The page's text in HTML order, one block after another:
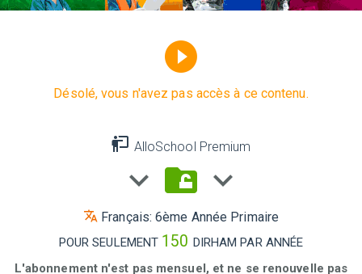
Désolé, vous n'avez pas accès à ce contenu.
AlloSchool Premium
Français: 6ème Année Primaire
POUR SEULEMENT 150 DIRHAM PAR ANNÉE
L'abonnement n'est pas mensuel, et ne se renouvelle pas